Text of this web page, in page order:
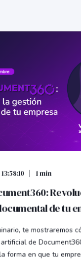
1 min
de tu
te mostraremos
de
forma en que tu